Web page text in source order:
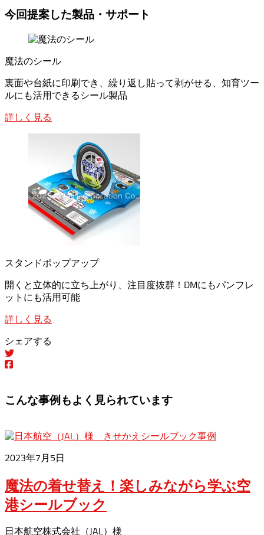
今回提案した製品・サポート
魔法のシール
裏面や台紙に印刷でき、繰り返し貼って剥がせる、知育ツー
ルにも活用できるシール製品
詳しく見る
スタンドポップアップ
開くと立体的に立ち上がり、注目度抜群！DMにもパンフレ
ットにも活用可能
詳しく見る
シェアする
こんな事例もよく見られています
2023年7月5日
魔法の着せ替え！楽しみながら学ぶ空
港シールブック
日本航空株式会社（JAL）様